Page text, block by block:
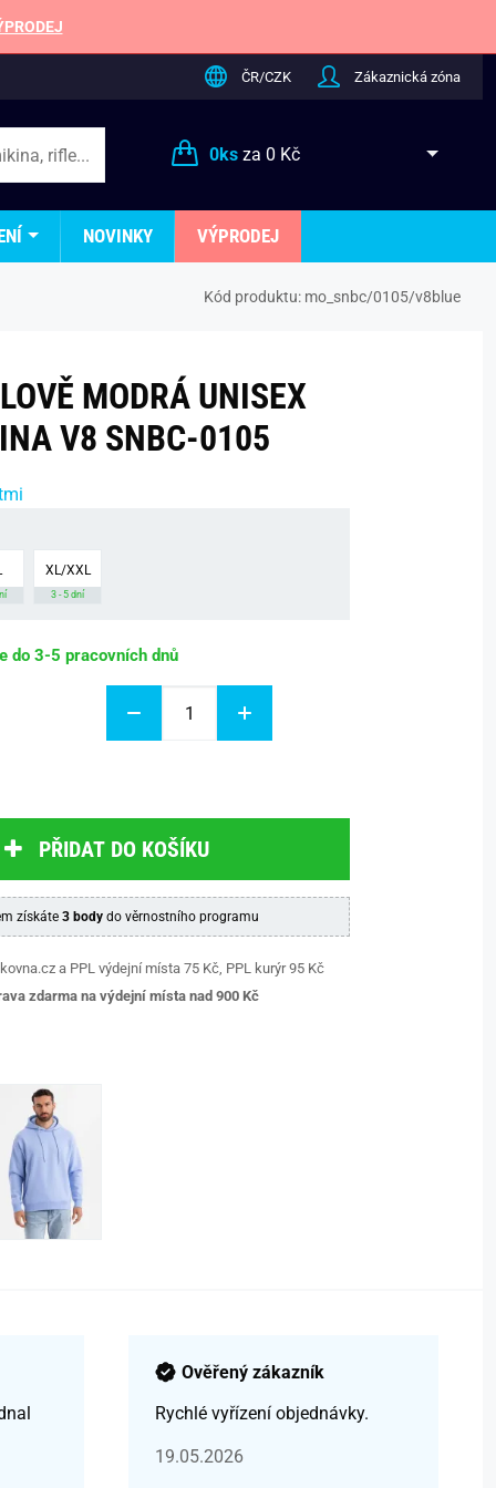
ČR/CZK Zákaznická zóna
0ksza 0 Kč
NOVINKY VÝPRODEJ
Kód produktu: mo_snbc/0105/v8blue
MODRÁ UNISEX
V8 SNBC-0105
XL/XXL
3 - 5 dní
do 3-5 pracovních dnů
PŘIDAT DO KOŠÍKU
získáte 3 bodydo věrnostního programu
a PPL výdejní místa 75 Kč, PPL kurýr 95 Kč
zdarma na výdejní místa nad 900 Kč
Ověřený zákazník
Rychlé vyřízení objednávky.
19.05.2026